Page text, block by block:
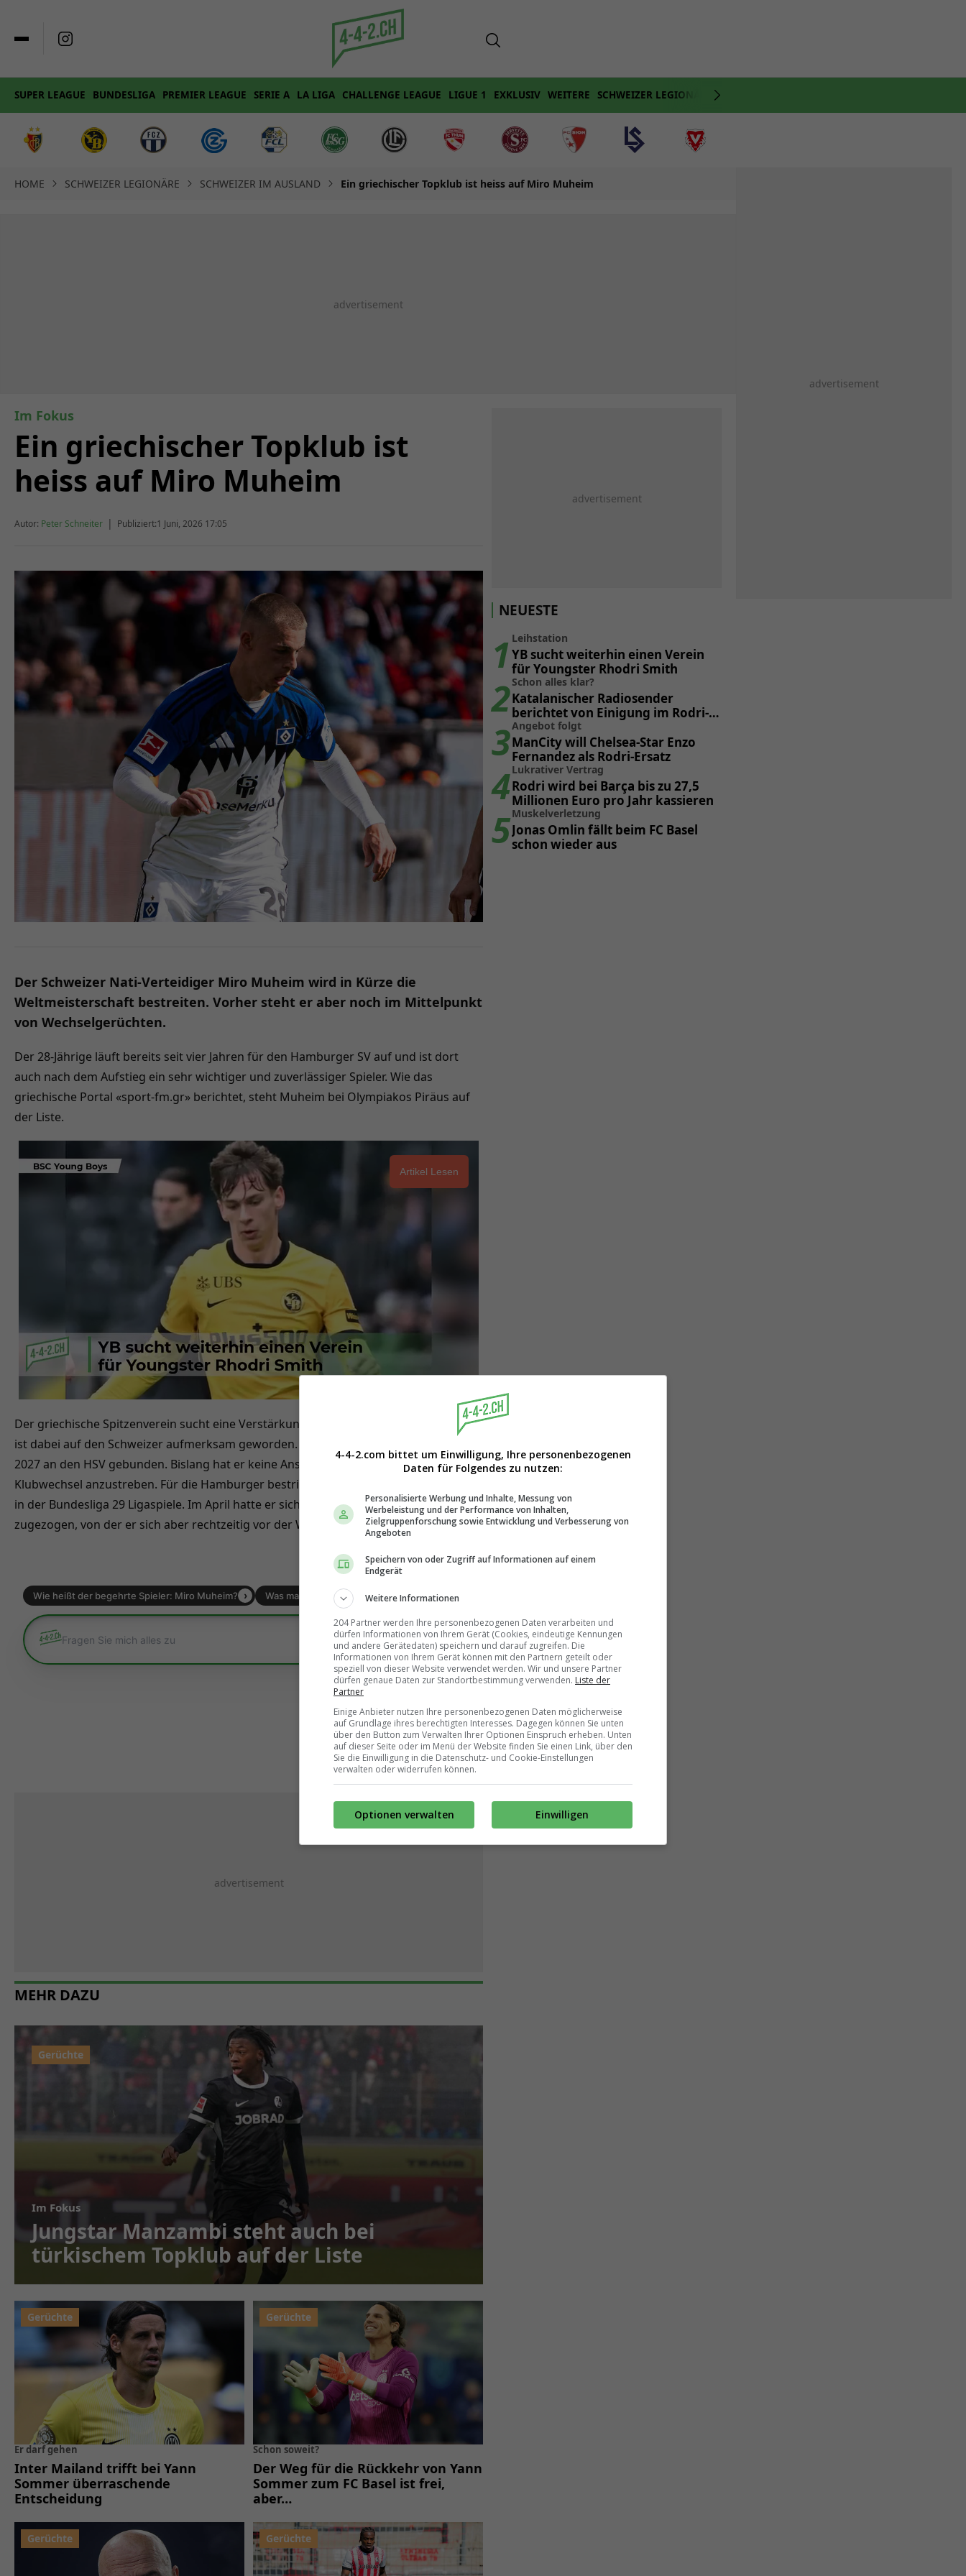
SUPER LEAGUE BUNDESLIGA PREMIER LEAGUE SERIE A LA LIGA CHALLENGE LEAGUE LIGUE 1 EXKLUSIV WEITERE SCHWEIZER LEGIONÄRE NATI
HOME SCHWEIZER LEGIONÄRE SCHWEIZER IM AUSLAND Ein griechischer Topklub ist heiss auf Miro Muheim
Im Fokus
Ein griechischer Topklub ist
heiss auf Miro Muheim
Autor: Peter Schneiter | Publiziert:1 Juni, 2026 17:05
Der Schweizer Nati-Verteidiger Miro Muheim wird in Kürze die
Weltmeisterschaft bestreiten. Vorher steht er aber noch im Mittelpunkt
von Wechselgerüchten.
Der 28-Jährige läuft bereits seit vier Jahren für den Hamburger SV auf und ist dort
auch nach dem Aufstieg ein sehr wichtiger und zuverlässiger Spieler. Wie das
griechische Portal «sport-fm.gr» berichtet, steht Muheim bei Olympiakos Piräus auf
der Liste.
Artikel Lesen
Der griechische Spitzenverein sucht eine Verstärkung für die linke Abwehrseite und
ist dabei auf den Schweizer aufmerksam geworden. Vertraglich ist Muheim noch bis
2027 an den HSV gebunden. Bislang hat er keine Anstalten gemacht, einen
Klubwechsel anzustreben. Für die Hamburger bestritt er in der abgelaufenen Spielzeit
in der Bundesliga 29 Ligaspiele. Im April hatte er sich eine Sprunggelenksverletzung
zugezogen, von der er sich aber rechtzeitig vor der WM erholt hat.
MEHR DAZU
Im Fokus
Jungstar Manzambi steht auch bei
türkischem Topklub auf der Liste
Er darf gehen
Inter Mailand trifft bei Yann
Sommer überraschende
Entscheidung
Schon soweit?
Der Weg für die Rückkehr von Yann
Sommer zum FC Basel ist frei,
aber…
NEUESTE
1 Leihstation
YB sucht weiterhin einen Verein
für Youngster Rhodri Smith
2Schon alles klar?
Katalanischer Radiosender
berichtet von Einigung im Rodri-
Poker
3Angebot folgt
ManCity will Chelsea-Star Enzo
Fernandez als Rodri-Ersatz
4Lukrativer Vertrag
Rodri wird bei Barça bis zu 27,5
Millionen Euro pro Jahr kassieren
5Muskelverletzung
Jonas Omlin fällt beim FC Basel
schon wieder aus
4-4-2.com bittet um Einwilligung, Ihre personenbezogenen
Daten für Folgendes zu nutzen:
Personalisierte Werbung und Inhalte, Messung von
Werbeleistung und der Performance von Inhalten,
Zielgruppenforschung sowie Entwicklung und Verbesserung von
Angeboten
Speichern von oder Zugriff auf Informationen auf einem
Endgerät
Weitere Informationen
204 Partner werden Ihre personenbezogenen Daten verarbeiten und
dürfen Informationen von Ihrem Gerät (Cookies, eindeutige Kennungen
und andere Gerätedaten) speichern und darauf zugreifen. Die
Informationen von Ihrem Gerät können mit den Partnern geteilt oder
speziell von dieser Website verwendet werden. Wir und unsere Partner
dürfen genaue Daten zur Standortbestimmung verwenden. Liste der
Partner
Einige Anbieter nutzen Ihre personenbezogenen Daten möglicherweise
auf Grundlage ihres berechtigten Interesses. Dagegen können Sie unten
über den Button zum Verwalten Ihrer Optionen Einspruch erheben. Unten
auf dieser Seite oder im Menü der Website finden Sie einen Link, über den
Sie die Einwilligung in die Datenschutz- und Cookie-Einstellungen
verwalten oder widerrufen können.
Einwilligen
Optionen verwalten